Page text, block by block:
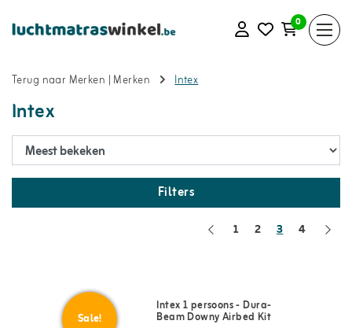
0
Terug naar Merken | Merken Intex
Intex
Filters
1 2 3 4
Sale!
Intex 1 persoons - Dura-
Beam Downy Airbed Kit